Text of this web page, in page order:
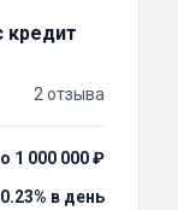
кредит
2 отзыва
1 000 000 ₽
в день